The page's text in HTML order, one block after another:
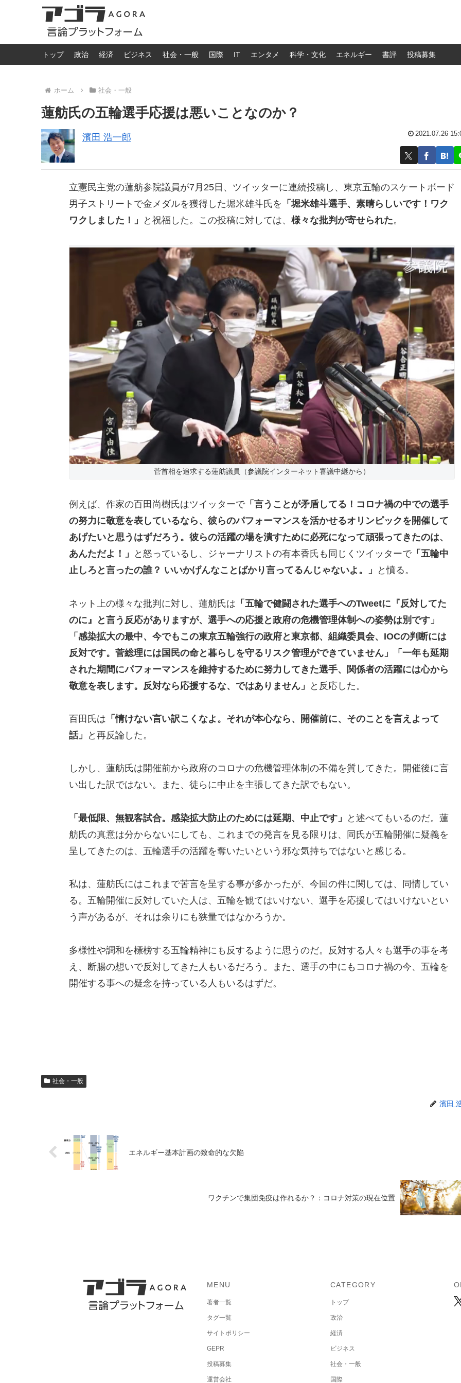
トップ 政治 経済 ビジネス 社会・一般 国際 IT エンタメ 科学・文化 エネルギー 書評 投稿募集
ホーム 社会・一般
蓮舫氏の五輪選手応援は悪いことなのか？
濱田 浩一郎 2021.07.26
立憲民主党の蓮舫参院議員が7月25日、ツイッターに連続投稿し、東京五輪のスケートボード
男子ストリートで金メダルを獲得した堀米雄斗氏を 「堀米雄斗選手、素晴らしいです！ワク
ワクしました！」
と祝福した。この投稿に対しては、 様々な批判が寄せられた。
菅首相を追求する蓮舫議員（参議院インターネット審議中継から）
例えば、作家の百田尚樹氏はツイッターで「言うことが矛盾してる！コロナ禍の中での選手
の努力に敬意を表しているなら、彼らのパフォーマンスを活かせるオリンピックを開催して
あげたいと思うはずだろう。彼らの活躍の場を潰すために必死になって頑張ってきたのは、
あんただよ！」
と怒っているし、ジャーナリストの有本香氏も同じくツイッターで「五輪中
止しろと言ったの誰？ いいかげんなことばかり言ってるんじゃないよ。」
と憤る。
ネット上の様々な批判に対し、蓮舫氏は 「五輪で健闘された選手へのTweetに『反対してた
のに』と言う反応がありますが、選手への応援と政府の危機管理体制への姿勢は別です」
「感染拡大の最中、今でもこの東京五輪強行の政府と東京都、組織委員会、IOCの判断には
反対です。菅総理には国民の命と暮らしを守るリスク管理ができていません」「一年も延期
された期間にパフォーマンスを維持するために努力してきた選手、関係者の活躍には心から
敬意を表します。反対なら応援するな、ではありません」
と反応した。
百田氏は 「情けない言い訳こくなよ。それが本心なら、開催前に、そのことを言えよって
話」
と再反論した。
しかし、蓮舫氏は開催前から政府のコロナの危機管理体制の不備を質してきた。開催後に言
い出した訳ではない。また、徒らに中止を主張してきた訳でもない。
「最低限、無観客試合。感染拡大防止のためには延期、中止です」
と述べてもいるのだ。蓮
舫氏の真意は分からないにしても、これまでの発言を見る限りは、同氏が五輪開催に疑義を
呈してきたのは、五輪選手の活躍を奪いたいという邪な気持ちではないと感じる。
私は、蓮舫氏にはこれまで苦言を呈する事が多かったが、今回の件に関しては、同情してい
る。五輪開催に反対していた人は、五輪を観てはいけない、選手を応援してはいけないとい
う声があるが、それは余りにも狭量ではなかろうか。
多様性や調和を標榜する五輪精神にも反するように思うのだ。反対する人々も選手の事を考
え、断腸の想いで反対してきた人もいるだろう。また、選手の中にもコロナ禍の今、五輪を
開催する事への疑念を持っている人もいるはずだ。
社会・一般
濱田
エネルギー基本計画の致命的な欠陥
ワクチンで集団免疫は作れるか？：コロナ対策の現在位置
MENU
著者一覧
タグ一覧
サイトポリシー
GEPR
投稿募集
運営会社
CATEGORY
トップ
政治
経済
ビジネス
社会・一般
国際